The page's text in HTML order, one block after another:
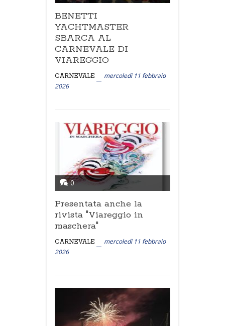
BENETTI
YACHTMASTER
SBARCA AL
CARNEVALE DI
VIAREGGIO
CARNEVALE
mercoledì 11 febbraio
2026
0
Presentata anche la
rivista "Viareggio in
maschera"
CARNEVALE
mercoledì 11 febbraio
2026